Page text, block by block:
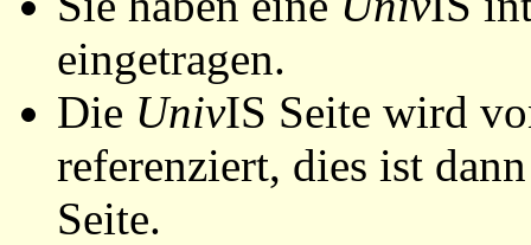
eingetragen.
Die UnivIS Seite wird
referenziert, dies ist
Seite.